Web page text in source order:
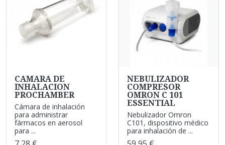
CAMARA DE
INHALACION
PROCHAMBER
Cámara de inhalación
para administrar
fármacos en aerosol
para ...
NEBULIZADOR
COMPRESOR
OMRON C 101
ESSENTIAL
Nebulizador Omron
C101, dispositivo médico
para inhalación de ...